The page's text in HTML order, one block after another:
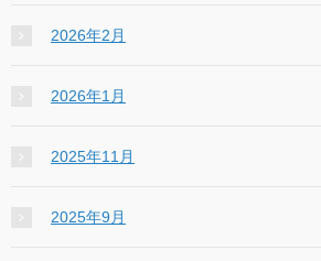
2026年2月
2026年1月
2025年11月
2025年9月